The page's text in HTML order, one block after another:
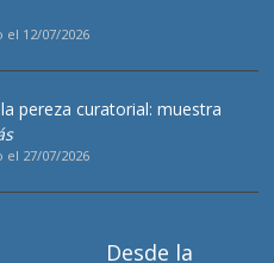
el 12/07/2026
pereza curatorial: muestra
el 27/07/2026
Desde la